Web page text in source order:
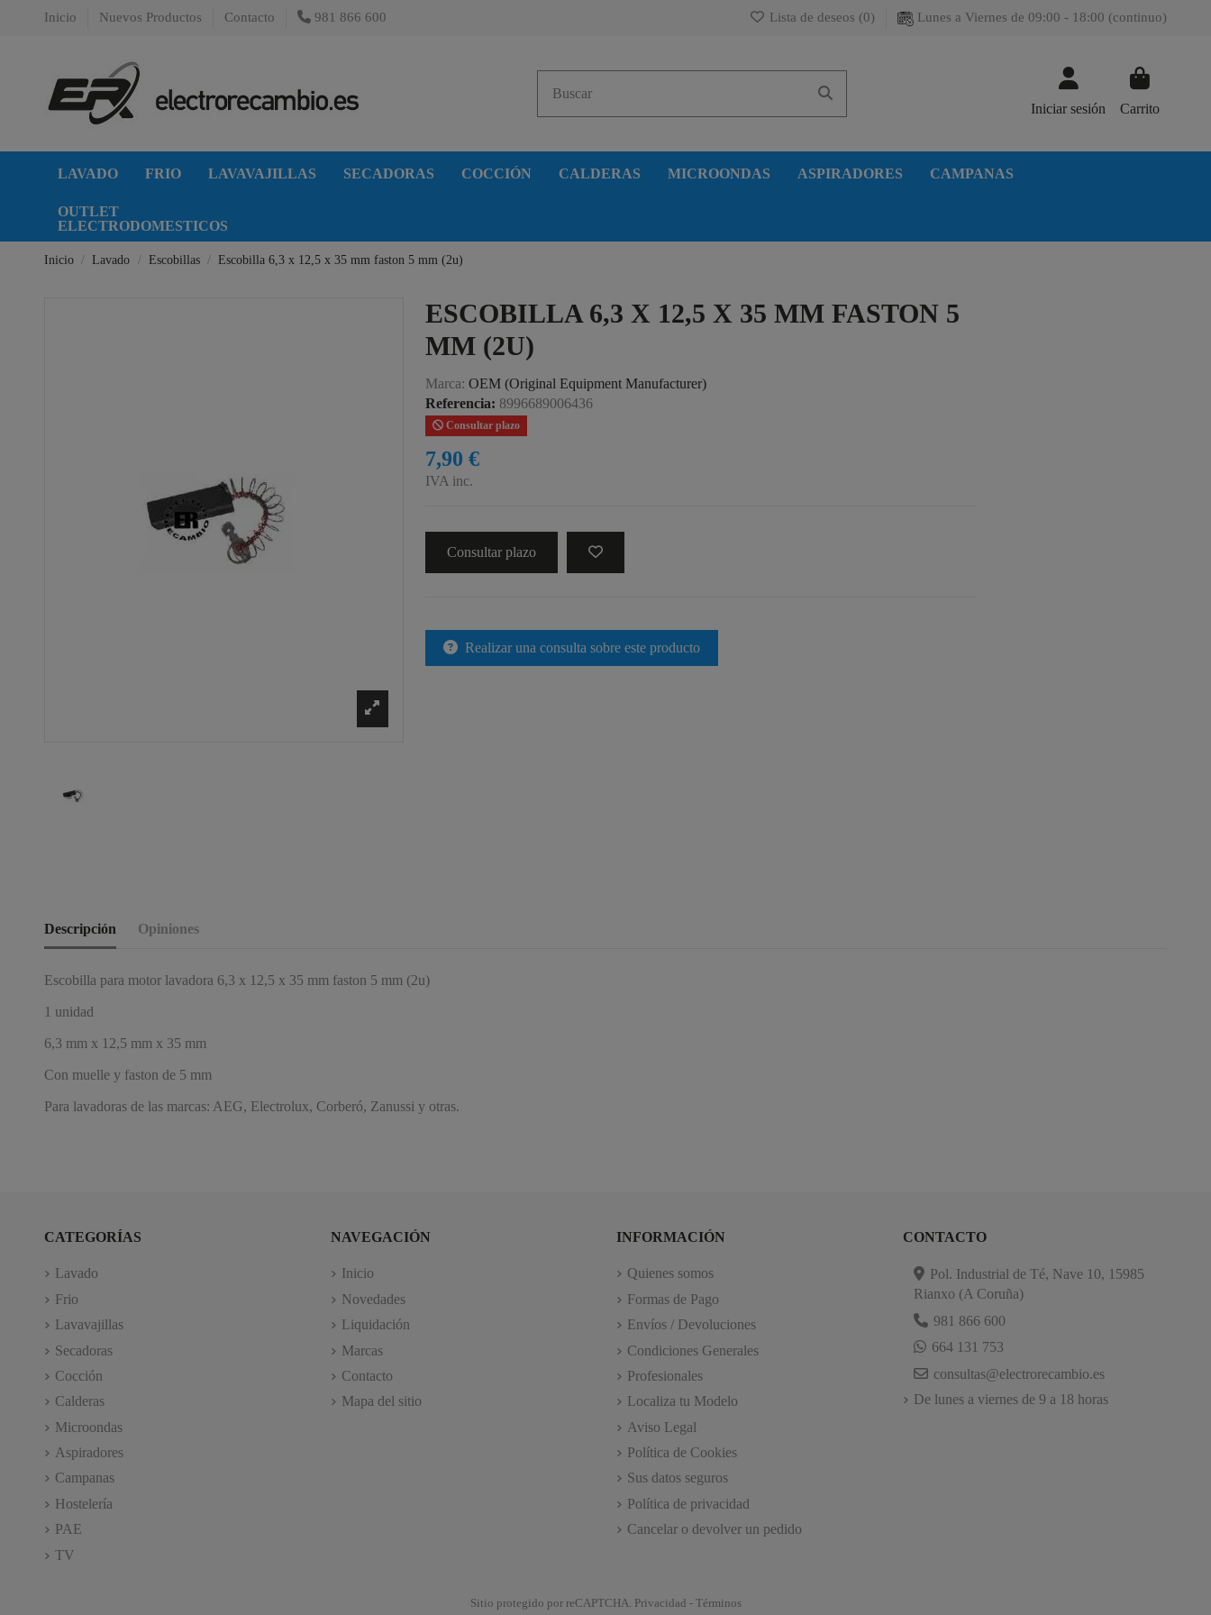
Inicio Nuevos Productos Contacto 981 866 600 Lista de deseos (0) Lunes a Viernes de 09:00 - 18:00 (continuo)
Iniciar sesión Carrito
LAVADO FRIO LAVAVAJILLAS SECADORAS COCCIÓN CALDERAS MICROONDAS ASPIRADORES CAMPANAS
OUTLET
ELECTRODOMESTICOS
Inicio Lavado Escobillas Escobilla 6,3 x 12,5 x 35 mm faston 5 mm (2u)
ESCOBILLA 6,3 X 12,5 X 35 MM FASTON 5
MM (2U)
Marca: OEM (Original Equipment Manufacturer)
Referencia: 8996689006436
Consultar plazo
7,90 €
IVA inc.
Consultar plazo
Realizar una consulta sobre este producto
Descripción Opiniones
Escobilla para motor lavadora 6,3 x 12,5 x 35 mm faston 5 mm (2u)
1 unidad
6,3 mm x 12,5 mm x 35 mm
Con muelle y faston de 5 mm
Para lavadoras de las marcas: AEG, Electrolux, Corberó, Zanussi y otras.
CATEGORÍAS
Lavado
Frio
Lavavajillas
Secadoras
Cocción
Calderas
Microondas
Aspiradores
Campanas
Hostelería
PAE
TV
NAVEGACIÓN
Inicio
Novedades
Liquidación
Marcas
Contacto
Mapa del sitio
INFORMACIÓN
Quienes somos
Formas de Pago
Envíos / Devoluciones
Condiciones Generales
Profesionales
Localiza tu Modelo
Aviso Legal
Política de Cookies
Sus datos seguros
Política de privacidad
Cancelar o devolver un pedido
CONTACTO
Pol. Industrial de Té, Nave 10, 15985
Rianxo (A Coruña)
981 866 600
664 131 753
consultas@electrorecambio.es
De lunes a viernes de 9 a 18 horas
Sitio protegido por reCAPTCHA. Privacidad - Términos